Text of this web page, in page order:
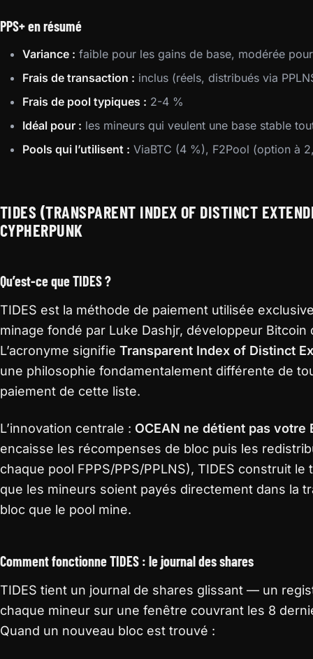
PPS+ en résumé
Variance : faible pour les gains de base, modérée
Frais de transaction : inclus (réels, distribués via
Frais de pool typiques : 2-4 %
Idéal pour : les mineurs qui veulent une base stable
Pools qui l’utilisent : ViaBTC (4 %), F2Pool (option à
TIDES (TRANSPARENT INDEX OF DISTINCT
CYPHERPUNK
Qu’est-ce que TIDES ?
TIDES est la méthode de paiement utilisée
minage fondé par Luke Dashjr, développeur Bitcoin
L’acronyme signifie Transparent Index of Distinct
une philosophie fondamentalement différente de
paiement de cette liste.
L’innovation centrale : OCEAN ne détient pas votre
encaisse les récompenses de bloc puis les
chaque pool FPPS/PPS/PPLNS), TIDES construit
que les mineurs soient payés directement dans la
bloc que le pool mine.
Comment fonctionne TIDES : le journal des shares
TIDES tient un journal de shares glissant — un
chaque mineur sur une fenêtre couvrant les 8
Quand un nouveau bloc est trouvé :